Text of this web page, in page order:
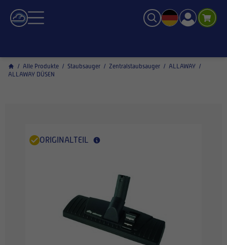
/ Alle Produkte / Staubsauger / Zentralstaubsauger / ALLAWAY /
ALLAWAY DÜSEN
ORIGINALTEIL